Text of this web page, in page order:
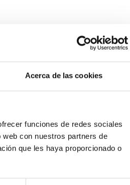
Acerca de las cookies
funciones de redes sociales
con nuestros partners de
que les haya proporcionado o